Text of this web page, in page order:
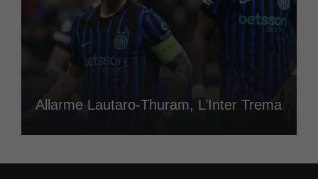
Allarme Lautaro-Thuram, L’Inter Trema